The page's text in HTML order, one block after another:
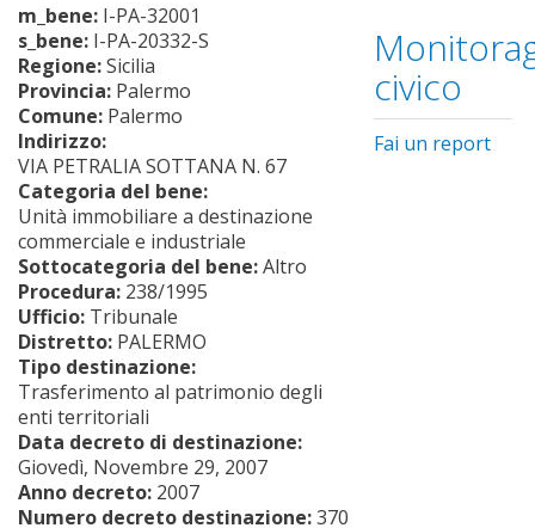
m_bene: I-PA-32001
s_bene: I-PA-20332-S
Regione:Sicilia
Provincia: Palermo
Comune: Palermo
Indirizzo:
VIA PETRALIA SOTTANA N. 67
Categoria del bene:
Unità immobiliare a destinazione
commerciale e industriale
Sottocategoria del bene:Altro
Procedura: 238/1995
Ufficio: Tribunale
Distretto: PALERMO
Tipo destinazione:
Trasferimento al patrimonio degli
enti territoriali
Data decreto di destinazione:
Giovedì, Novembre 29, 2007
Anno decreto: 2007
Numero decreto destinazione:370
civico
Fai un report